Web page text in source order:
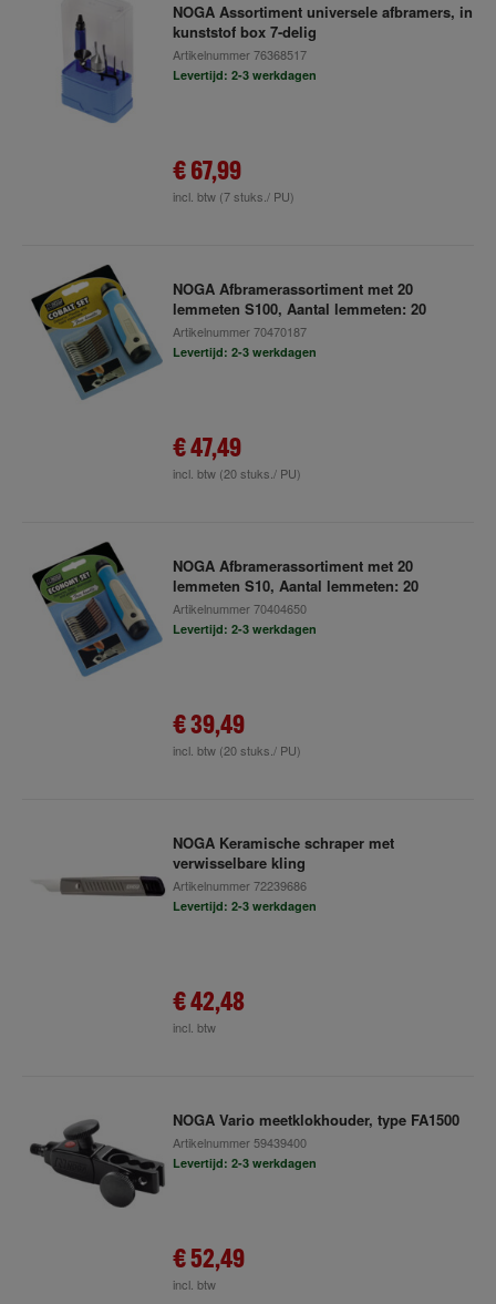
NOGA Assortiment universele afbramers, in
kunststof box 7-delig
Artikelnummer76368517
Levertijd: 2-3 werkdagen
€ 67,99
incl. btw (7 stuks./ PU)
NOGA Afbramerassortiment met 20
lemmeten S100, Aantal lemmeten: 20
Artikelnummer70470187
Levertijd: 2-3 werkdagen
€ 47,49
incl. btw (20 stuks./ PU)
NOGA Afbramerassortiment met 20
lemmeten S10, Aantal lemmeten: 20
Artikelnummer70404650
Levertijd: 2-3 werkdagen
€ 39,49
incl. btw (20 stuks./ PU)
NOGA Keramische schraper met
verwisselbare kling
Artikelnummer72239686
Levertijd: 2-3 werkdagen
€ 42,48
incl. btw
NOGA Vario meetklokhouder, type FA1500
Artikelnummer 59439400
Levertijd: 2-3 werkdagen
€ 52,49
incl. btw